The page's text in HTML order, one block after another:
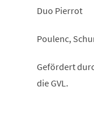
Duo Pierrot
Poulenc,
Gefördert
die GVL.